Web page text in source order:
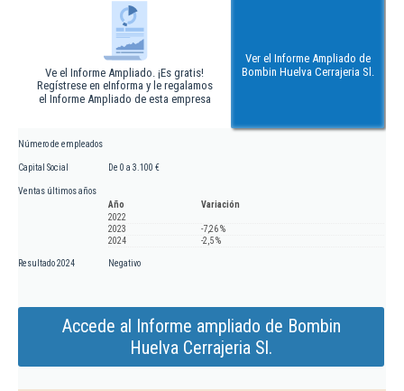
Ve el Informe Ampliado. ¡Es gratis!
Regístrese en eInforma y le regalamos
el Informe Ampliado de esta empresa
Ver el Informe Ampliado de
Bombin Huelva Cerrajeria Sl.
Número de empleados
Capital Social De 0 a 3.100 €
Ventas últimos años
Año
Variación
2022
2023
-7,26 %
2024
-2,5 %
Resultado 2024 Negativo
Accede al Informe ampliado de Bombin
Huelva Cerrajeria Sl.